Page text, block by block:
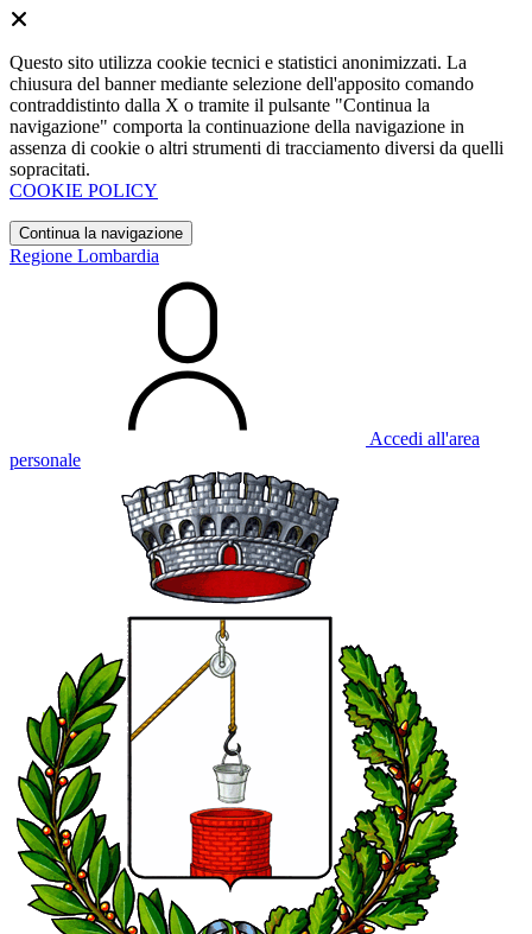
Questo sito utilizza cookie tecnici e statistici anonimizzati. La
chiusura del banner mediante selezione dell'apposito comando
contraddistinto dalla X o tramite il pulsante "Continua la
navigazione" comporta la continuazione della navigazione in
assenza di cookie o altri strumenti di tracciamento diversi da quelli
sopracitati.
COOKIE POLICY
Continua la navigazione
Regione Lombardia
Accedi all'area
personale